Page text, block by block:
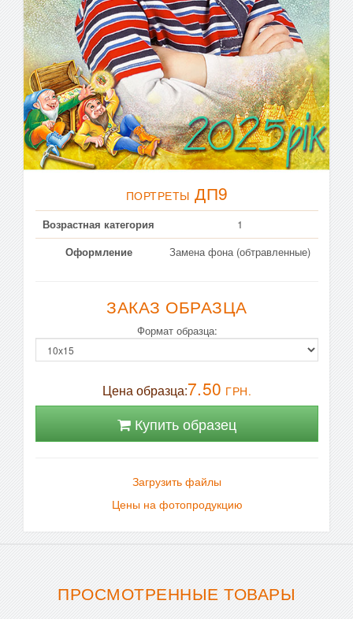
ПОРТРЕТЫ ДП9
Возрастная категория
1
Оформление
Замена фона (обтравленные)
ЗАКАЗ ОБРАЗЦА
Формат образца:
Цена образца:7.50 ГРН.
Купить образец
Загрузить файлы
Цены на фотопродукцию
ПРОСМОТРЕННЫЕ ТОВАРЫ